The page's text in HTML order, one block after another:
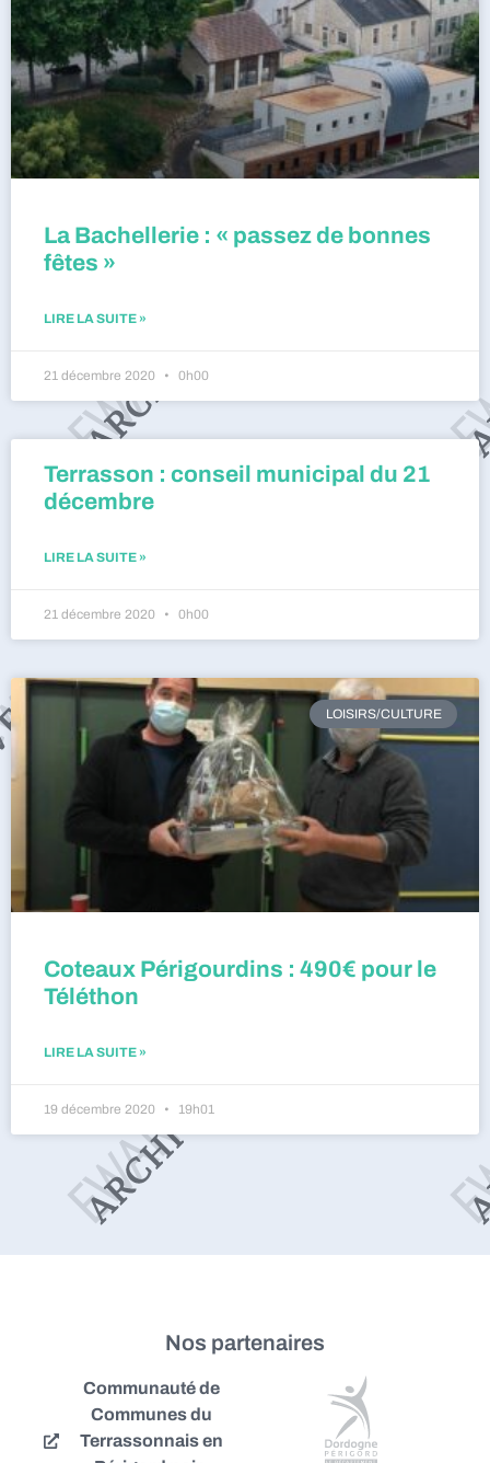
La Bachellerie : « passez de bonnes
fêtes »
LIRE LA SUITE »
21 décembre 2020 0h00
Terrasson : conseil municipal du 21
décembre
LIRE LA SUITE »
21 décembre 2020 0h00
LOISIRS/CULTURE
Coteaux Périgourdins : 490€ pour le
Téléthon
LIRE LA SUITE »
19 décembre 2020 19h01
Nos partenaires
Communauté de
Communes du
Terrassonnais en